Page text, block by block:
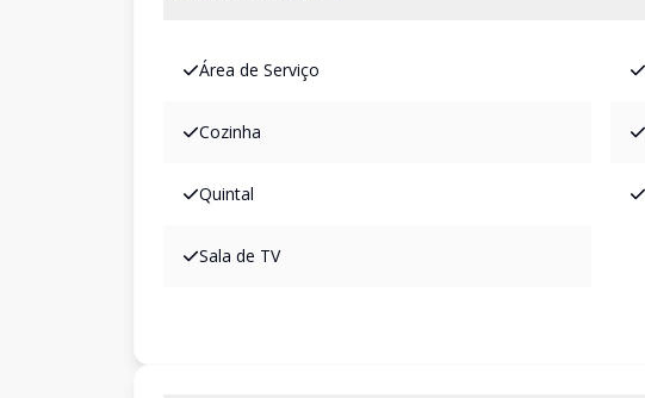
Área de Serviço
Cozinha
Quintal
Sala de TV